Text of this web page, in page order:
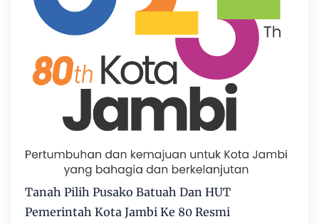
Tanah Pilih Pusako Batuah Dan HUT
Pemerintah Kota Jambi Ke 80 Resmi